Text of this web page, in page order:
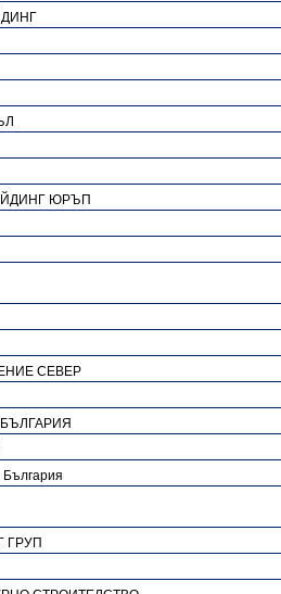
ЮРЪП
СЕВЕР
ГРУП